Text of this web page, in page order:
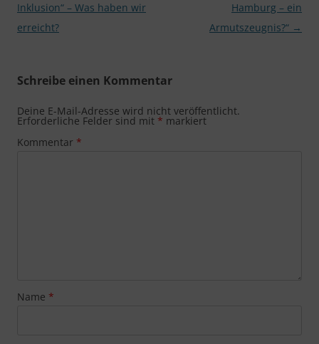
Inklusion“ – Was haben wir
erreicht?
Hamburg – ein
Armutszeugnis?“ →
Schreibe einen Kommentar
Deine E-Mail-Adresse wird nicht veröffentlicht.
Erforderliche Felder sind mit * markiert
Kommentar *
Name *